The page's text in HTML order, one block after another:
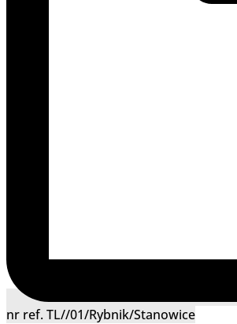
nr ref. TL//01/Rybnik/Stanowice